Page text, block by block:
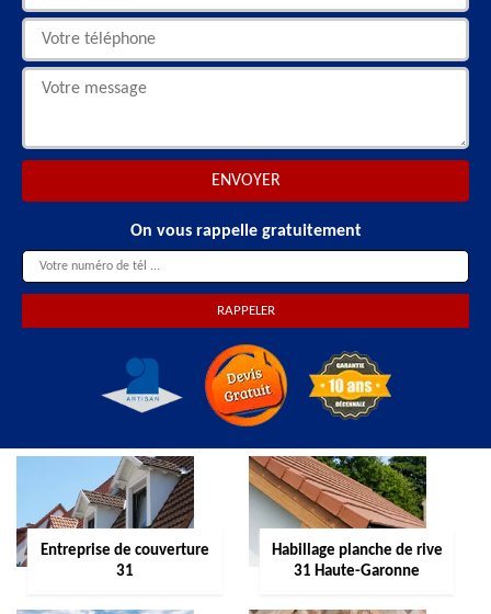
On vous rappelle gratuitement
Entreprise de couverture
31
Habillage planche de rive
31 Haute-Garonne